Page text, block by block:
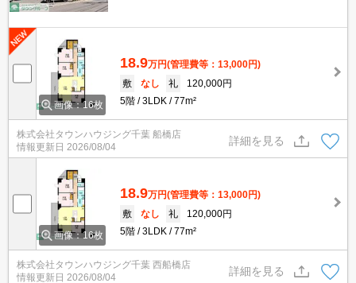
画像：16枚
18.9万円(管理費等：13,000円)
敷
なし 礼
120,000円
5階
3LDK 77m²
株式会社タウンハウジング千葉 船橋店
情報更新日 2026/08/04
詳細を見る
画像：16枚
18.9万円(管理費等：13,000円)
敷
なし 礼
120,000円
5階
3LDK 77m²
株式会社タウンハウジング千葉 西船橋店
情報更新日 2026/08/04
詳細を見る